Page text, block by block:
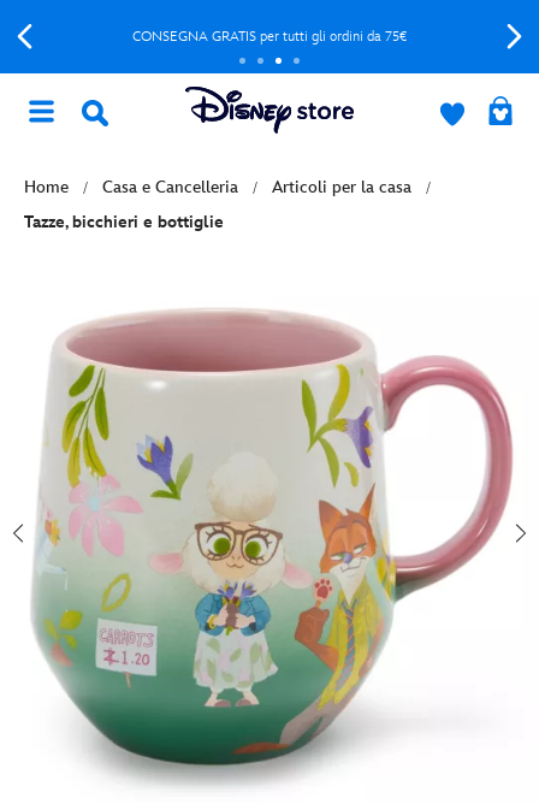
CONSEGNA GRATIS per tutti gli ordini da 75€
Home Casa e Cancelleria
Articoli per la casa
Tazze, bicchieri e bottiglie